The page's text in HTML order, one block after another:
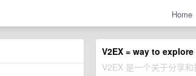
Home
V2EX = way to explore
V2EX 是一个关于分享